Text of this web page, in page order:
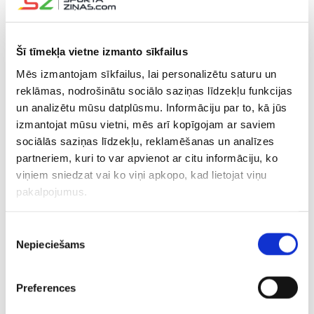
Šī tīmekļa vietne izmanto sīkfailus
Mēs izmantojam sīkfailus, lai personalizētu saturu un
reklāmas, nodrošinātu sociālo saziņas līdzekļu funkcijas
un analizētu mūsu datplūsmu. Informāciju par to, kā jūs
izmantojat mūsu vietni, mēs arī kopīgojam ar saviem
sociālās saziņas līdzekļu, reklamēšanas un analīzes
partneriem, kuri to var apvienot ar citu informāciju, ko
viņiem sniedzat vai ko viņi apkopo, kad lietojat viņu
pakalpojumus.
izvēle
Nepieciešams
Preferences
Vilmošs Gallo guva vārtus trešā perioda 14.sekundē, bet
4:1 44.minūtē vairākumā panāca Pēters Vinče. 59
sekundes pirms mača beigām vairākumā, spēlējot bez
vārtsarga, vārtus guva aizsargs Valerijs Orehovs, panākot
2:4.
Hari sakrāja trīs (1+2) rezultativitātes punktus, bet
pretiniekiem pa diviem punktiem guva Orehovs (1+1) un
Arkādijs Šestakovs (0+2). Ungārijas izlases vārtsargs
Bence Baličs atvairīja 23 metienus, bet Kazahstānas ripu
ķērājs Maksims Pavļenko – 24 metienus.
B grupā trīs spēlēs deviņi punkti ir Vācijai, astoņi punkti –
Čehijai, septiņi punkti – Šveicei un seši punkti – ASV. Pa
trim punktiem ir Ungārijai un Kazahstānai, bet Norvēģija